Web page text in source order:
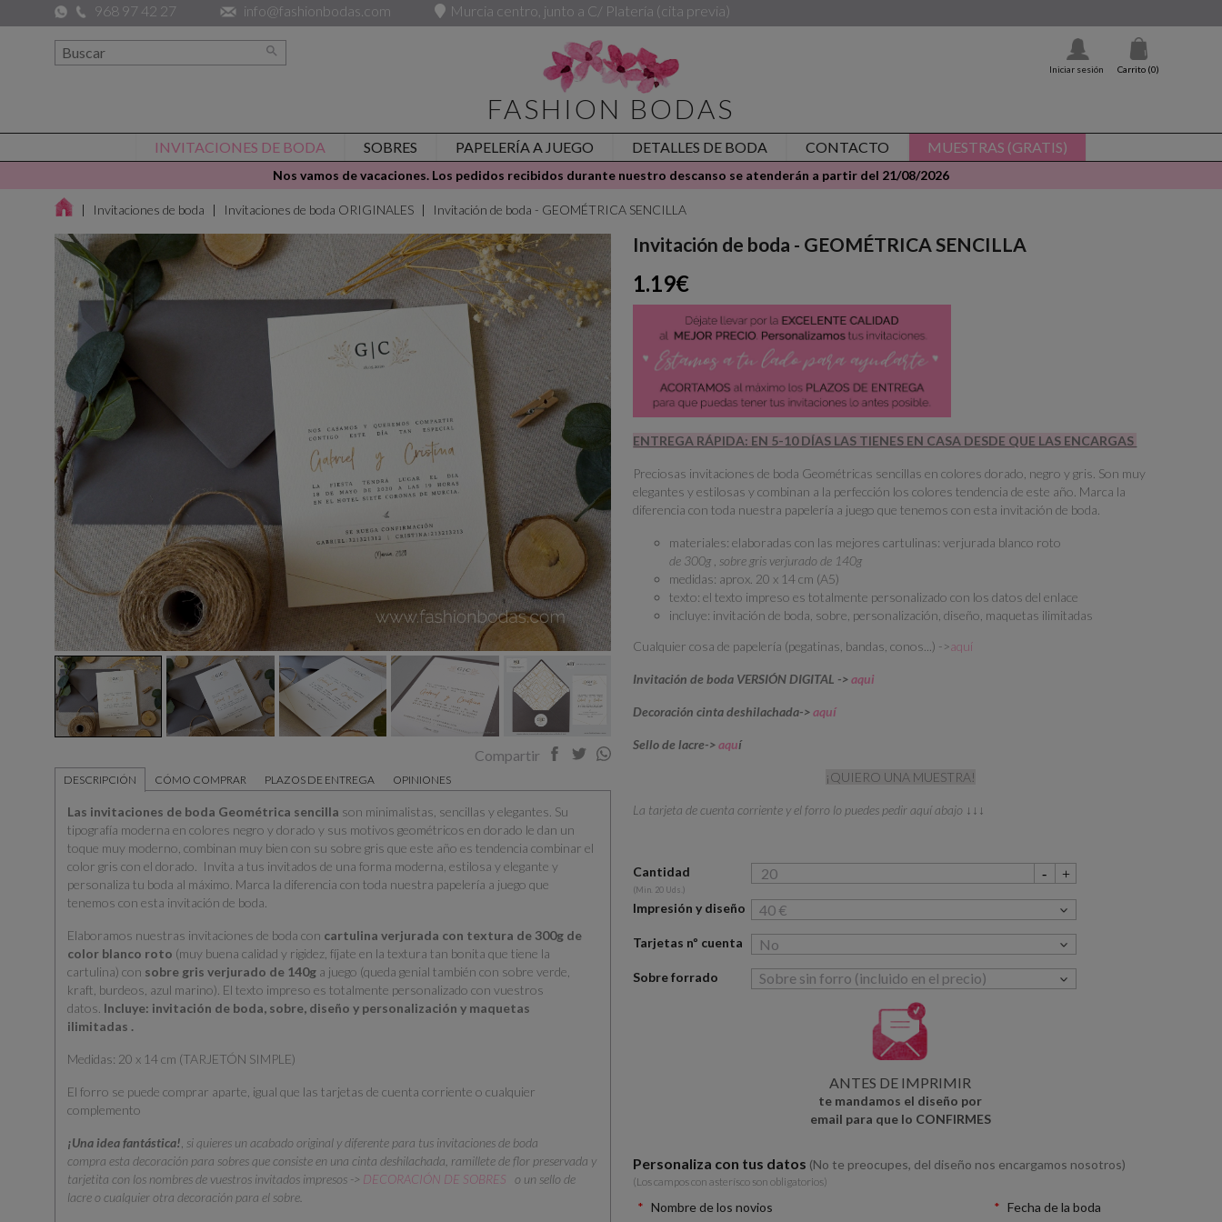
968 97 42 27 info@fashionbodas.com Murcia centro, junto a C/ Platería (cita previa)

Iniciar sesión Carrito (0)
FASHION BODAS
INVITACIONES DE BODA SOBRES PAPELERÍA A JUEGO DETALLES DE BODA CONTACTO MUESTRAS (GRATIS)
Nos vamos de vacaciones. Los pedidos recibidos durante nuestro descanso se atenderán a partir del 21/08/2026
Invitaciones de boda Invitaciones de boda ORIGINALES Invitación de boda - GEOMÉTRICA SENCILLA
Compartir
DESCRIPCIÓN CÓMO COMPRAR PLAZOS DE ENTREGA OPINIONES
Las invitaciones de boda Geométrica sencilla son minimalistas, sencillas y elegantes. Su
tipografía moderna en colores negro y dorado y sus motivos geométricos en dorado le dan un
toque muy moderno, combinan muy bien con su sobre gris que este año es tendencia combinar el
color gris con el dorado. Invita a tus invitados de una forma moderna, estilosa y elegante y
personaliza tu boda al máximo. Marca la diferencia con toda nuestra papelería a juego que
tenemos con esta invitación de boda.
Elaboramos nuestras invitaciones de boda con cartulina verjurada con textura de 300g de
color blanco roto (muy buena calidad y rigidez, fíjate en la textura tan bonita que tiene la
cartulina) con sobre gris verjurado de 140g a juego (queda genial también con sobre verde,
kraft, burdeos, azul marino). El texto impreso es totalmente personalizado con vuestros
datos. Incluye: invitación de boda, sobre, diseño y personalización y maquetas
ilimitadas .
Medidas: 20 x 14 cm (TARJETÓN SIMPLE)
El forro se puede comprar aparte, igual que las tarjetas de cuenta corriente o cualquier
complemento
¡Una idea fantástica! si quieres un acabado original y diferente para tus invitaciones de boda
compra esta decoración para sobres que consiste en una cinta deshilachada, ramillete de flor preservada y
tarjetita con los nombres de vuestros invitados impresos -> DECORACIÓN DE SOBRES o un sello de
lacre o cualquier otra decoración para el sobre.
Invitación de boda - GEOMÉTRICA SENCILLA
1.19€
ENTREGA RÁPIDA: EN 5-10 DÍAS LAS TIENES EN CASA DESDE QUE LAS ENCARGAS
Preciosas invitaciones de boda Geométricas sencillas en colores dorado, negro y gris. Son muy
elegantes y estilosas y combinan a la perfección los colores tendencia de este año. Marca la
diferencia con toda nuestra papelería a juego que tenemos con esta invitación de boda.
materiales: elaboradas con las mejores cartulinas: verjurada blanco roto
de 300g sobre gris verjurado de 140g
medidas: aprox. 20 x 14 cm (A5)
texto: el texto impreso es totalmente personalizado con los datos del enlace
incluye: invitación de boda, sobre, personalización, diseño, maquetas ilimitadas
Cualquier cosa de papelería (pegatinas, bandas, conos...) ->aquí
Invitación de boda VERSIÓN DIGITAL ->aqui
Decoración cinta deshilachada->aquí
Sello de lacre->aquí
¡QUIERO UNA MUESTRA!
La tarjeta de cuenta corriente y el forro lo puedes pedir aquí abajo ↓↓↓
Cantidad
(Min. 20 Uds.)
Impresión y diseño
Tarjetas nº cuenta
Sobre forrado
ANTES DE IMPRIMIR
te mandamos el diseño por
email para que lo CONFIRMES
Personaliza con tus datos (No te preocupes, del diseño nos encargamos nosotros)
(Los campos con asterísco son obligatorios)
Nombre de los novios Fecha de la boda